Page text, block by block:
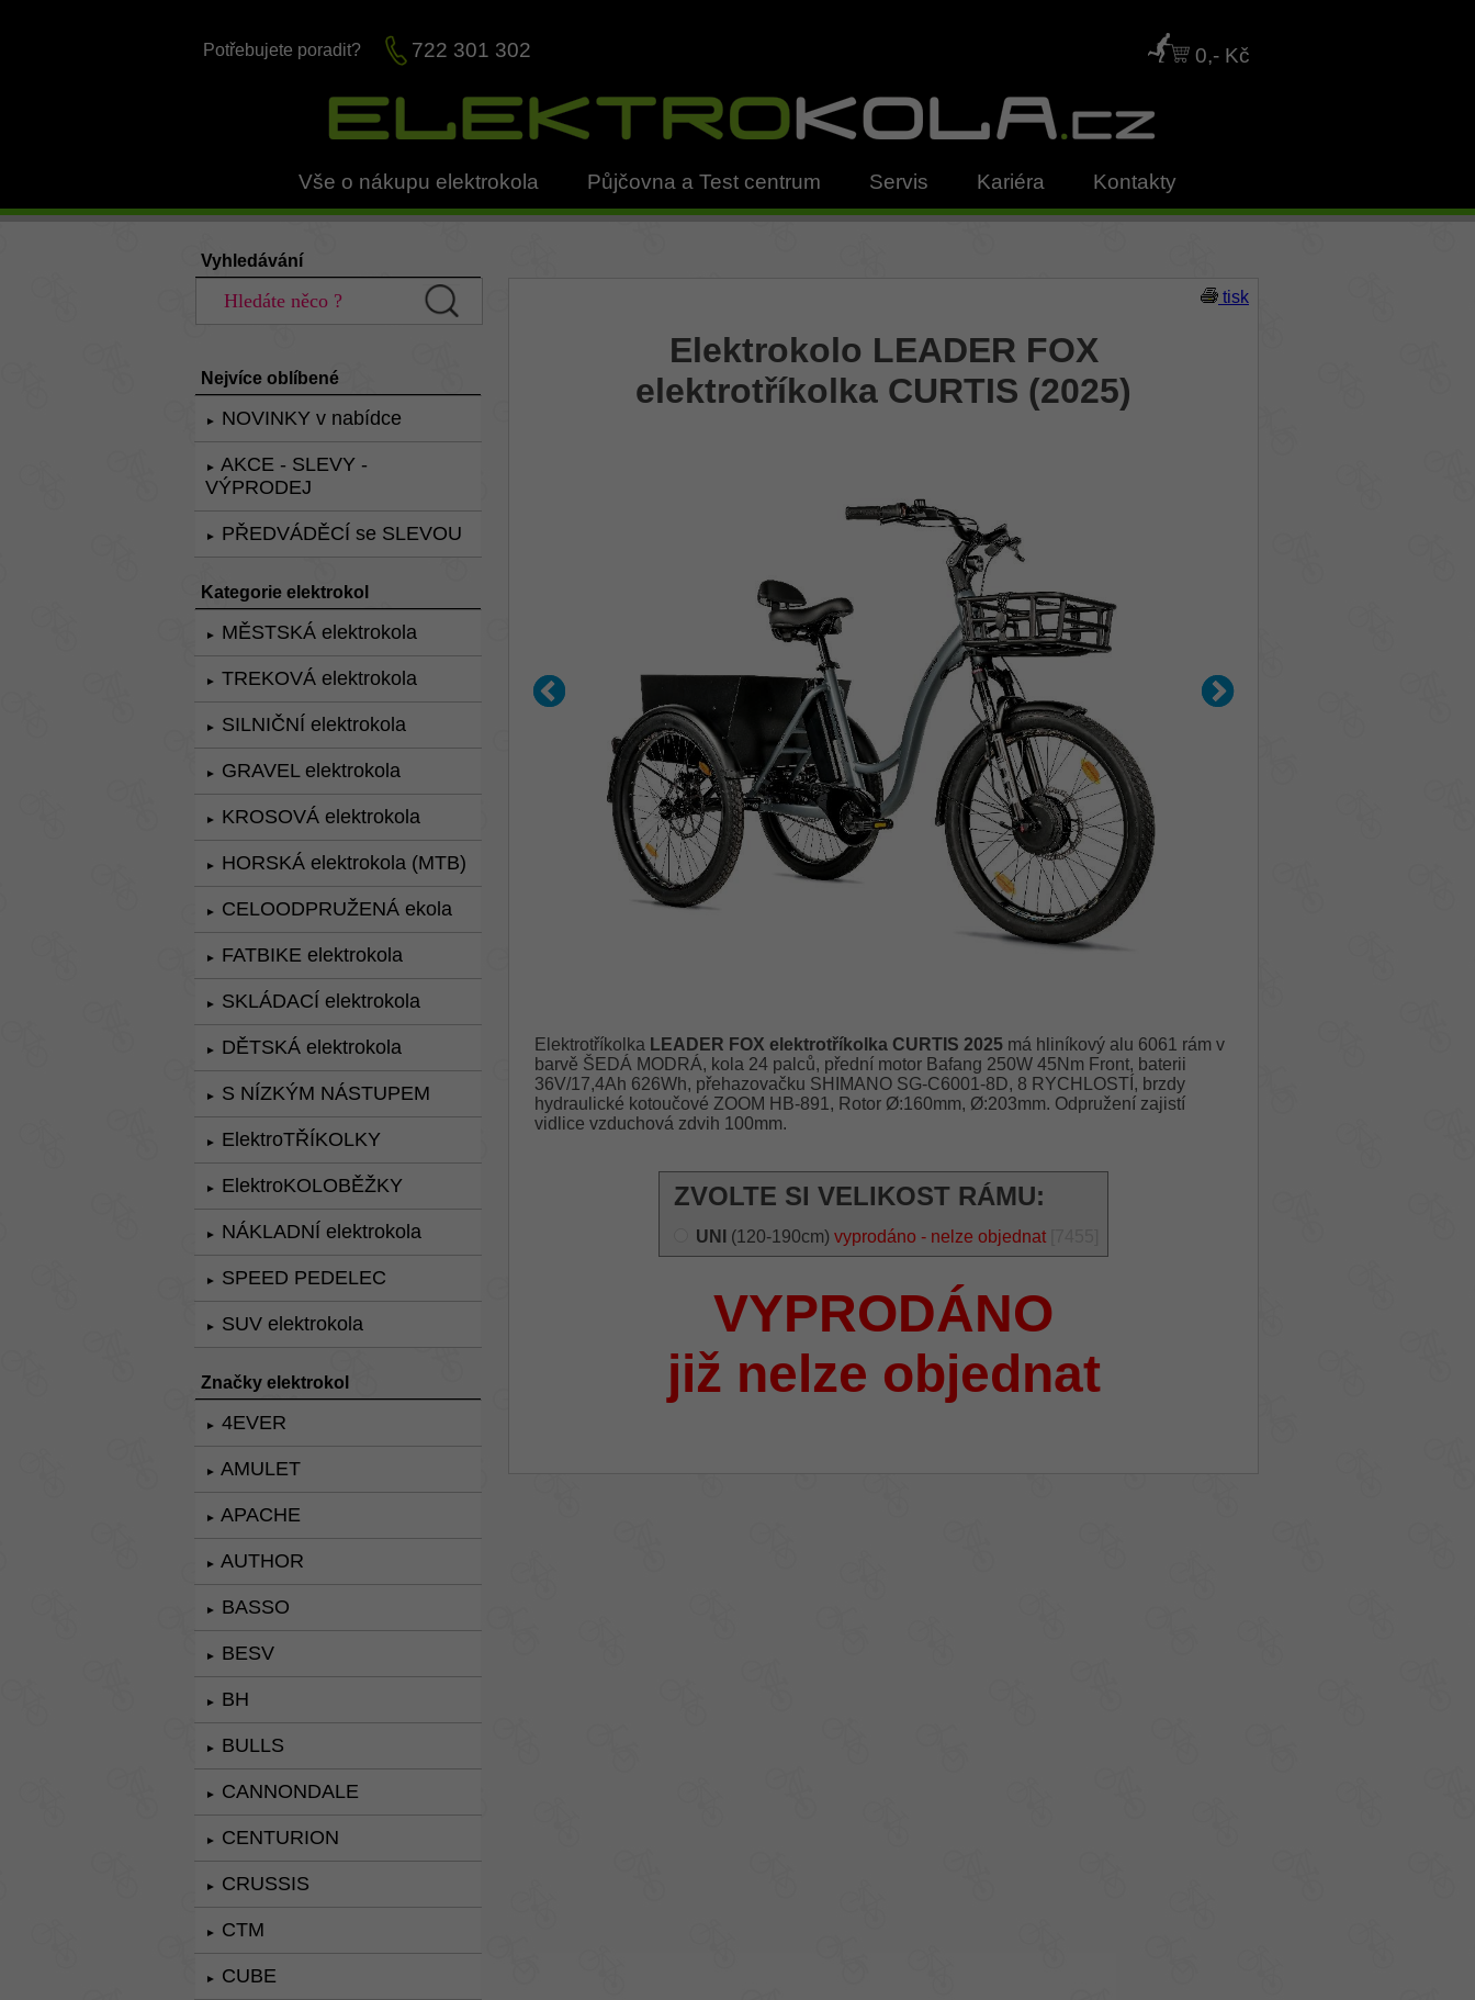
Potřebujete poradit? 722 301 302 0,- Kč
Vše o nákupu elektrokola Půjčovna a Test centrum Servis Kariéra Kontakty
Vyhledávání
Nejvíce oblíbené
► NOVINKY v nabídce
►
AKCE - SLEVY -
VÝPRODEJ
► PŘEDVÁDĚCÍ se SLEVOU
Kategorie elektrokol
► MĚSTSKÁ elektrokola
► TREKOVÁ elektrokola
► SILNIČNÍ elektrokola
► GRAVEL elektrokola
► KROSOVÁ elektrokola
► HORSKÁ elektrokola (MTB)
► CELOODPRUŽENÁ ekola
► FATBIKE elektrokola
► SKLÁDACÍ elektrokola
► DĚTSKÁ elektrokola
► S NÍZKÝM NÁSTUPEM
► ElektroTŘÍKOLKY
► ElektroKOLOBĚŽKY
► NÁKLADNÍ elektrokola
► SPEED PEDELEC
► SUV elektrokola
Značky elektrokol
► 4EVER
► AMULET
► APACHE
► AUTHOR
► BASSO
► BESV
► BH
► BULLS
► CANNONDALE
► CENTURION
► CRUSSIS
► CTM
► CUBE
tisk
Elektrokolo LEADER FOX
elektrotříkolka CURTIS (2025)
Elektrotříkolka LEADER FOX elektrotříkolka CURTIS 2025má hliníkový alu 6061 rám v
barvě ŠEDÁ MODRÁ, kola 24 palců, přední motor Bafang 250W 45Nm Front, baterii
36V/17,4Ah 626Wh, přehazovačku SHIMANO SG-C6001-8D, 8 RYCHLOSTÍ, brzdy
hydraulické kotoučové ZOOM HB-891, Rotor Ø:160mm, Ø:203mm. Odpružení zajistí
vidlice vzduchová zdvih 100mm.
ZVOLTE SI VELIKOST RÁMU:
UNI (120-190cm) vyprodáno - nelze objednat
VYPRODÁNO
již nelze objednat